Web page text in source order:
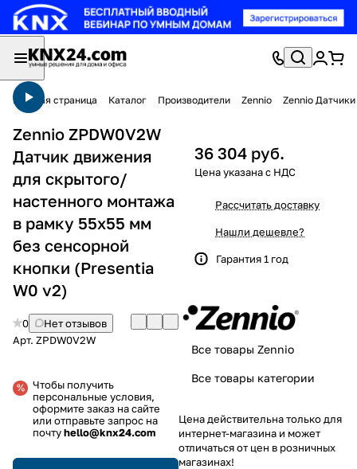
Главная страница Каталог Производители Zennio Zennio
Zennio ZPDW0V2W
Датчик движения
для скрытого/
настенного монтажа
в рамку 55x55 мм
без сенсорной
кнопки (Presentia
W0 v2)
0
Нет отзывов
Арт. ZPDW0V2W
Чтобы получить
персональные условия,
оформите заказ на сайте
или отправьте запрос на
почтуhello@knx24.com
36 304 руб.
Рассчитать доставку
Нашли дешевле?
Гарантия 1 год
Все товары Zennio
Все товары категории
Цена действительна только для
интернет-магазина и может
отличаться от цен в розничных
магазинах!